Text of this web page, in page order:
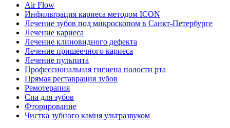
Air Flow
Инфильтрация кариеса методом ICON
Лечение зубов под микроскопом в Санкт-Петербурге
Лечение кариеса
Лечение клиновидного дефекта
Лечение пришеечного кариеса
Лечение пульпита
Профессиональная гигиена полости рта
Прямая реставрация зубов
Ремотерапия
Спа для зубов
Фторирование
Чистка зубного камня ультразвуком